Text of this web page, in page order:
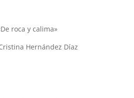
roca y calima»
Hernández Díaz